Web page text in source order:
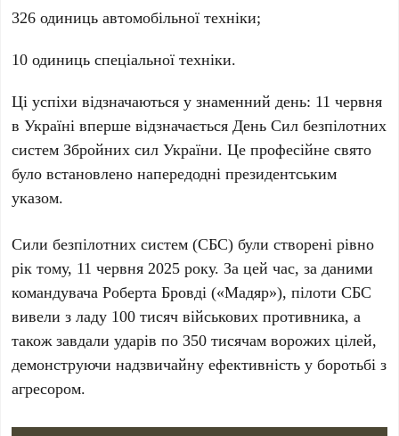
326 одиниць автомобільної техніки;
10 одиниць спеціальної техніки.
Ці успіхи відзначаються у знаменний день: 11 червня
в Україні вперше відзначаєтьсяДень Сил безпілотних
систем Збройних сил України. Це професійне свято
було встановлено напередодні президентським
указом.
Сили безпілотних систем (СБС) були створені рівно
рік тому, 11 червня 2025 року. За цей час, за даними
командувача Роберта Бровді («Мадяр»), пілоти СБС
вивели з ладу 100 тисяч військових противника, а
також завдали ударів по350 тисячам ворожих цілей,
демонструючи надзвичайну ефективність у боротьбі з
агресором.